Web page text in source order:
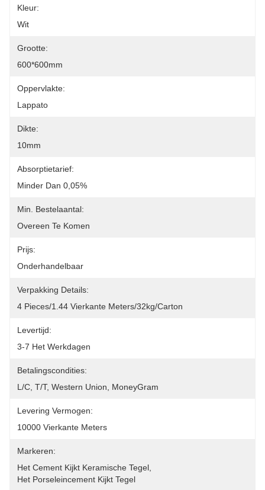
Kleur:
Wit
Grootte:
600*600mm
Oppervlakte:
Lappato
Dikte:
10mm
Absorptietarief:
Minder Dan 0,05%
Min. Bestelaantal:
Overeen Te Komen
Prijs:
Onderhandelbaar
Verpakking Details:
4 Pieces/1.44 Vierkante Meters/32kg/carton
Levertijd:
3-7 Het Werkdagen
Betalingscondities:
L/C, T/T, Western Union, MoneyGram
Levering Vermogen:
10000 Vierkante Meters
Markeren:
Het Cement Kijkt Keramische Tegel
Het Porseleincement Kijkt Tegel